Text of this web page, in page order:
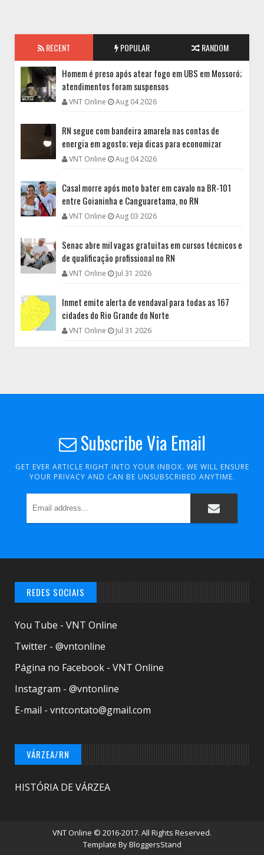
RECENT POPULAR RANDOM
Homem é preso após atear fogo em UBS em Mossoró;
atendimentos foram suspensos
VNT Online Aug 04 2026
RN segue com bandeira amarela nas contas de
energia em agosto; veja dicas para economizar
VNT Online Aug 04 2026
Casal morre após moto bater em cavalo na BR-101
entre Goianinha e Canguaretama, no RN
VNT Online Aug 03 2026
Senac abre mil vagas gratuitas em cursos técnicos e
de qualificação profissional no RN
VNT Online Jul 31 2026
Inmet emite alerta de vendaval para todas as 167
cidades do Rio Grande do Norte
VNT Online Jul 31 2026
Subscribe Via Email
GET EVER ARTICLE RIGHT INTO YOUR INBOX. WE WILL ENSURE
YOUR PRIVACY AND CAN BE UNSUBSCRIBED ANYTIME.
REDES SOCIAIS
You Tube - VNT Online
Twitter - @vntonline
Página no Facebook - VNT Online
Instagram - @vntonline
E-mail - vntcontato@gmail.com
VÁRZEA/RN
HISTÓRIA DE VÁRZEA
VNT Online © 2016-2017. All Rights Reserved.
Template ByBloggersStand